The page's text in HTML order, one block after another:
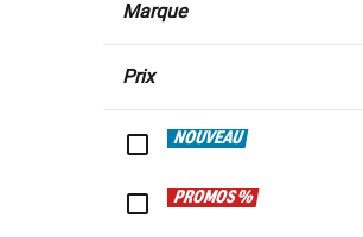
Marque
Prix
NOUVEAU
PROMOS %